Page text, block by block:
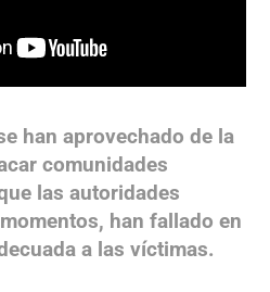
han aprovechado de la
comunidades
las autoridades
han fallado en
a las víctimas.